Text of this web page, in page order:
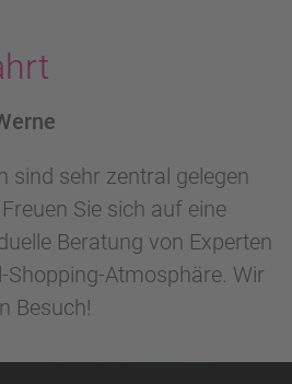
sind sehr zentral gelegen
Sie sich auf eine
Beratung von Experten
Shopping-Atmosphäre. Wir
Besuch!